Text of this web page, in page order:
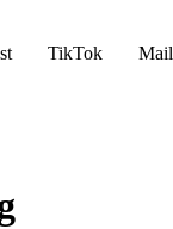
TikTok Mail